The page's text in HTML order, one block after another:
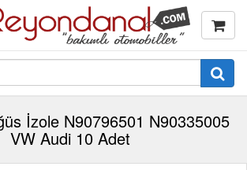
İzole N90796501 N90335005
VW Audi 10 Adet